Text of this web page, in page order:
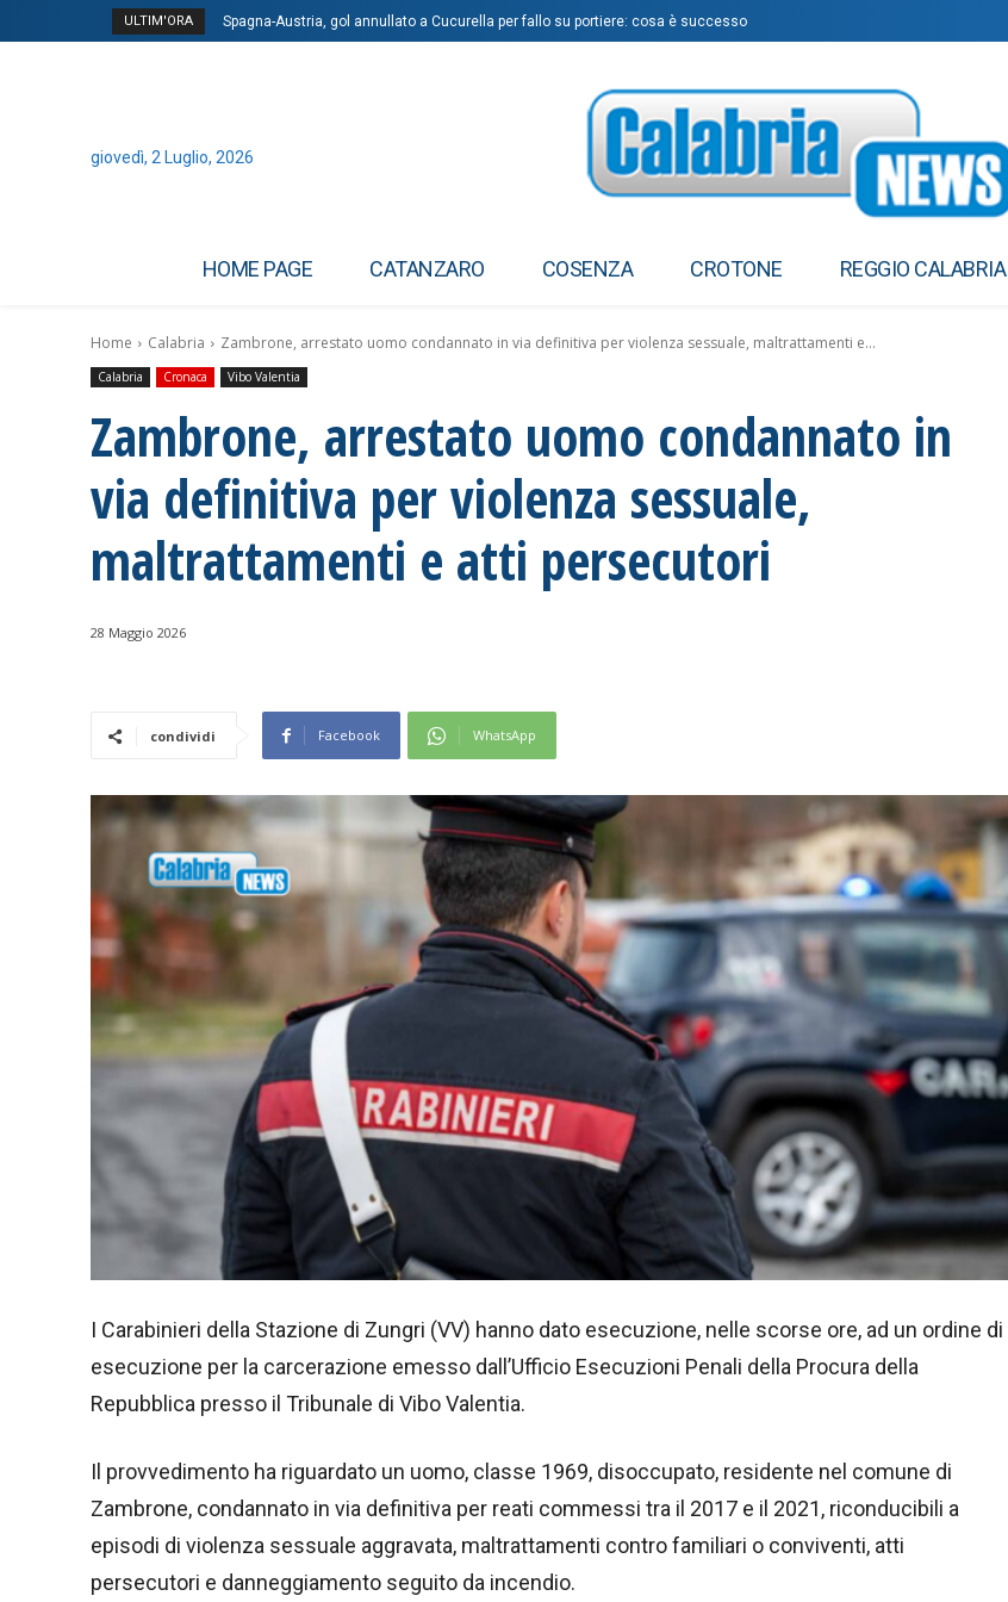
ULTIM'ORA Spagna-Austria, gol annullato a Cucurella per fallo su portiere: cosa è successo
giovedì, 2 Luglio, 2026
HOME PAGE CATANZARO COSENZA CROTONE REGGIO CALABRIA
Home Calabria Zambrone, arrestato uomo condannato in via definitiva per violenza sessuale, maltrattamenti e...
Calabria Cronaca Vibo Valentia
Zambrone, arrestato uomo condannato in
via definitiva per violenza sessuale,
maltrattamenti e atti persecutori
28 Maggio 2026
condividi Facebook WhatsApp
I Carabinieri della Stazione di Zungri (VV) hanno dato esecuzione, nelle scorse ore, ad un ordine di
esecuzione per la carcerazione emesso dall’Ufficio Esecuzioni Penali della Procura della
Repubblica presso il Tribunale di Vibo Valentia.
Il provvedimento ha riguardato un uomo, classe 1969, disoccupato, residente nel comune di
Zambrone, condannato in via definitiva per reati commessi tra il 2017 e il 2021, riconducibili a
episodi di violenza sessuale aggravata, maltrattamenti contro familiari o conviventi, atti
persecutori e danneggiamento seguito da incendio.